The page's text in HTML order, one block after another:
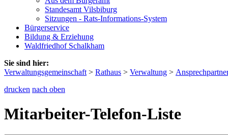
Standesamt Vilsbiburg
Sitzungen - Rats-Informations-System
Bürgerservice
Bildung & Erziehung
Waldfriedhof Schalkham
Sie sind hier:
Verwaltungsgemeinschaft > Rathaus > Verwaltung >
drucken nach oben
Mitarbeiter-Telefon-Liste